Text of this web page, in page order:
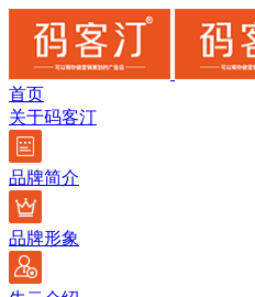
首页
关于码客汀
品牌简介
品牌形象